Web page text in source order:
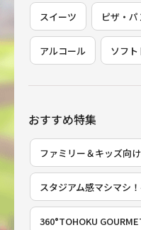
スイーツ ピザ・パ
アルコール ソフト
おすすめ特集
ファミリー＆キッズ向
スタジアム感マシマシ
360°TOHOKU